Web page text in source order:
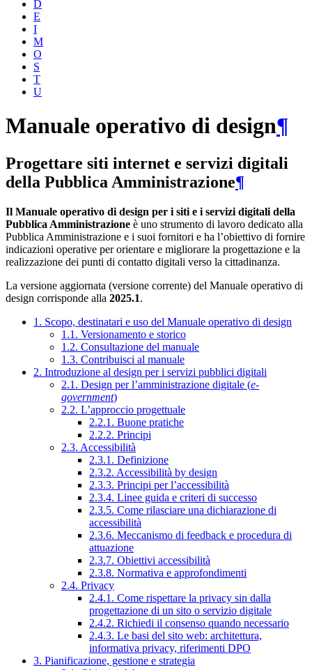
D
E
I
M
O
S
T
U
Manuale operativo di design¶
Progettare siti internet e servizi digitali
della Pubblica Amministrazione¶
Il Manuale operativo di design per i siti e i servizi digitali della
Pubblica Amministrazione è uno strumento di lavoro dedicato alla
Pubblica Amministrazione e i suoi fornitori e ha l’obiettivo di fornire
indicazioni operative per orientare e migliorare la progettazione e la
realizzazione dei punti di contatto digitali verso la cittadinanza.
La versione aggiornata (versione corrente) del Manuale operativo di
design corrisponde alla 2025.1.
1. Scopo, destinatari e uso del Manuale operativo di design
1.1. Versionamento e storico
1.2. Consultazione del manuale
1.3. Contribuisci al manuale
2. Introduzione al design per i servizi pubblici digitali
2.1. Design per l’amministrazione digitale (e-
government)
2.2. L’approccio progettuale
2.2.1. Buone pratiche
2.2.2. Principi
2.3. Accessibilità
2.3.1. Definizione
2.3.2. Accessibilità by design
2.3.3. Principi per l’accessibilità
2.3.4. Linee guida e criteri di successo
2.3.5. Come rilasciare una dichiarazione di
accessibilità
2.3.6. Meccanismo di feedback e procedura di
attuazione
2.3.7. Obiettivi accessibilità
2.3.8. Normativa e approfondimenti
2.4. Privacy
2.4.1. Come rispettare la privacy sin dalla
progettazione di un sito o servizio digitale
2.4.2. Richiedi il consenso quando necessario
2.4.3. Le basi del sito web: architettura,
informativa privacy, riferimenti DPO
3. Pianificazione, gestione e strategia